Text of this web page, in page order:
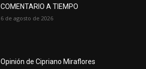
COMENTARIO A TIEMPO
6 de agosto de 2026
Opinión de Cipriano Miraflores